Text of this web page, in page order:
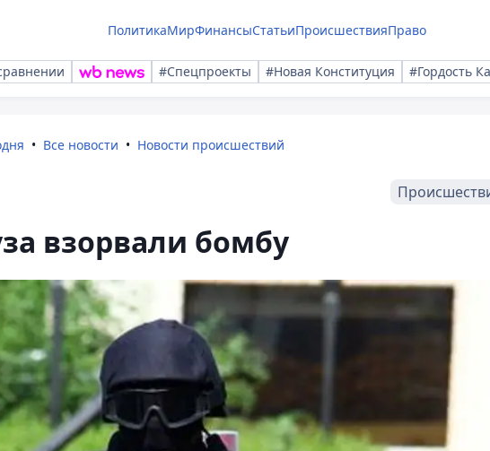
ПолитикаМирФинансыСтатьиПроисшествияПраво
#Спецпроекты #Новая Конституция #Гордость
Все новости Новости происшествий
взорвали бомбу